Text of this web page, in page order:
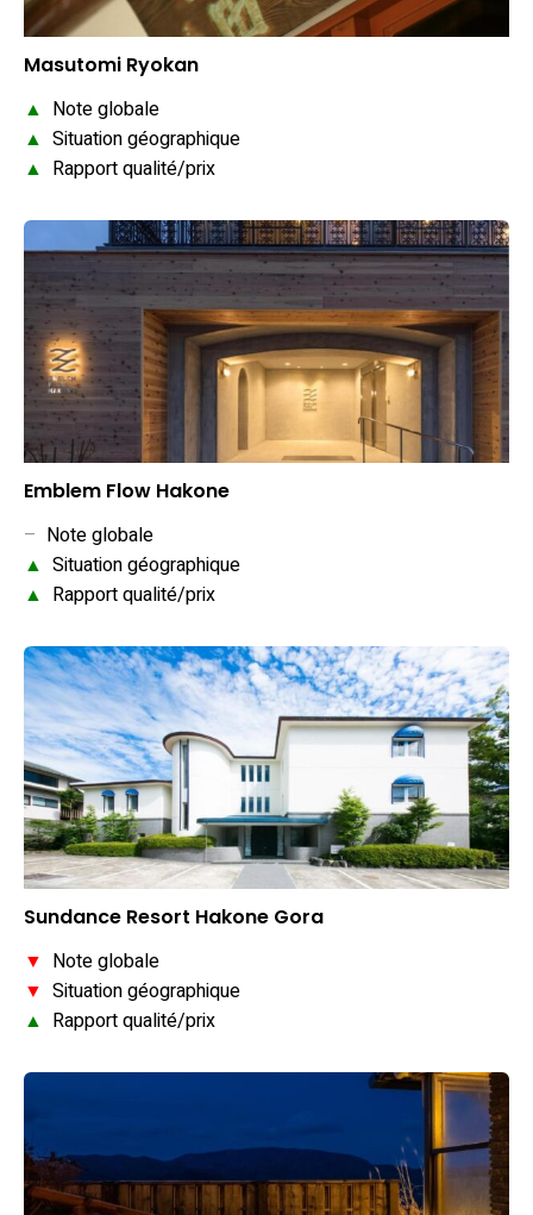
Masutomi Ryokan
▲ Note globale
▲ Situation géographique
▲ Rapport qualité/prix
Emblem Flow Hakone
– Note globale
▲ Situation géographique
▲ Rapport qualité/prix
Sundance Resort Hakone Gora
▼ Note globale
▼ Situation géographique
▲ Rapport qualité/prix